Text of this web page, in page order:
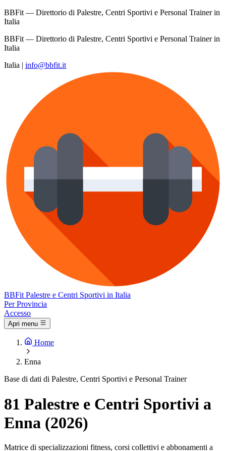
BBFit — Direttorio di Palestre, Centri Sportivi e Personal Trainer in
Italia
BBFit — Direttorio di Palestre, Centri Sportivi e Personal Trainer in
Italia
Italia | info@bbfit.it
BBFit Palestre e Centri Sportivi in Italia
Per Provincia
Accesso
Apri menu
Home
Enna
Base di dati di Palestre, Centri Sportivi e Personal Trainer
81 Palestre e Centri Sportivi a
Enna (2026)
Matrice di specializzazioni fitness, corsi collettivi e abbonamenti a